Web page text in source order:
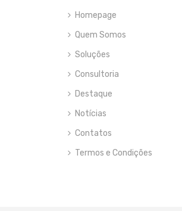
Homepage
Quem Somos
Soluções
Consultoria
Destaque
Notícias
Contatos
Termos e Condições